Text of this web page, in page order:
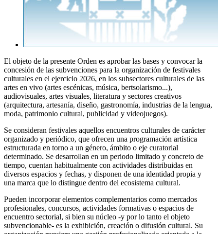
El objeto de la presente Orden es aprobar las bases y convocar la
concesión de las subvenciones para la organización de festivales
culturales en el ejercicio 2026, en los subsectores culturales de las
artes en vivo (artes escénicas, música, bertsolarismo...),
audiovisuales, artes visuales, literatura y sectores creativos
(arquitectura, artesanía, diseño, gastronomía, industrias de la lengua,
moda, patrimonio cultural, publicidad y videojuegos).
Se consideran festivales aquellos encuentros culturales de carácter
organizado y periódico, que ofrecen una programación artística
estructurada en torno a un género, ámbito o eje curatorial
determinado. Se desarrollan en un periodo limitado y concreto de
tiempo, cuentan habitualmente con actividades distribuidas en
diversos espacios y fechas, y disponen de una identidad propia y
una marca que lo distingue dentro del ecosistema cultural.
Pueden incorporar elementos complementarios como mercados
profesionales, concursos, actividades formativas o espacios de
encuentro sectorial, si bien su núcleo -y por lo tanto el objeto
subvencionable- es la exhibición, creación o difusión cultural. Su